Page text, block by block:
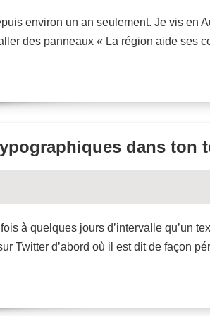
environ un an seulement. Je vis en
des panneaux « La région aide ses
dans ton
à quelques jours d’intervalle qu’un
Twitter d’abord où il est dit de façon